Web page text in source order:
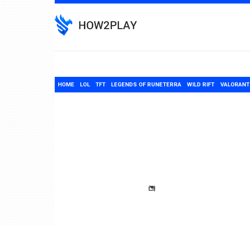
to
content
HOME LOL TFT LEGENDS OF RUNETERRA WILD RIFT VALORANT